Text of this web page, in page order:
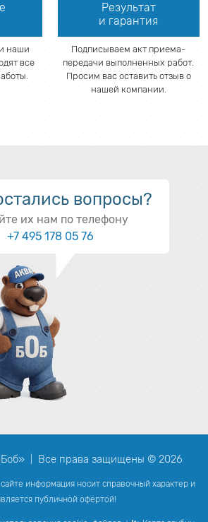
наши
все
Результат
и гарантия
Подписываем акт приема-
передачи выполненных работ.
Просим вас оставить отзыв о
нашей компании.
вопросы?
их нам по телефону
+7 495 178 05 76
Все права защищены © 2026
информация носит справочный характер и
публичной офертой!